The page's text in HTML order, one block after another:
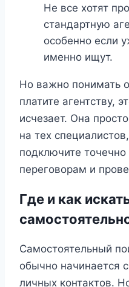
Не все хотят
стандартную
особенно если
именно ищут.
Но важно понимать
платите агентству,
исчезает. Она
на тех
подключите
переговорам и
Где и как
Самостоятельный
обычно начинается
личных контактов.